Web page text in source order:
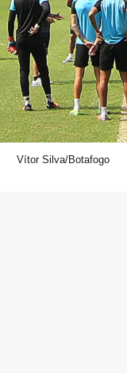
Vítor Silva/Botafogo